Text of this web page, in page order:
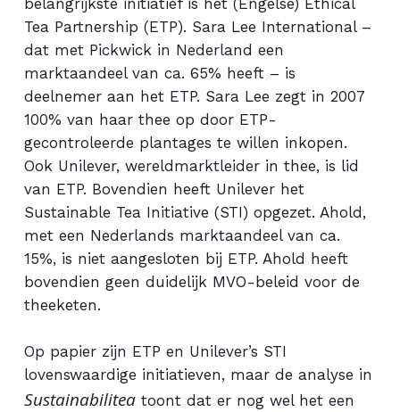
belangrijkste initiatief is het (Engelse) Ethical
Tea Partnership (ETP). Sara Lee International –
dat met Pickwick in Nederland een
marktaandeel van ca. 65% heeft – is
deelnemer aan het ETP. Sara Lee zegt in 2007
100% van haar thee op door ETP-
gecontroleerde plantages te willen inkopen.
Ook Unilever, wereldmarktleider in thee, is lid
van ETP. Bovendien heeft Unilever het
Sustainable Tea Initiative (STI) opgezet. Ahold,
met een Nederlands marktaandeel van ca.
15%, is niet aangesloten bij ETP. Ahold heeft
bovendien geen duidelijk MVO-beleid voor de
theeketen.
Op papier zijn ETP en Unilever’s STI
lovenswaardige initiatieven, maar de analyse in
Sustainabiliteatoont dat er nog wel het een